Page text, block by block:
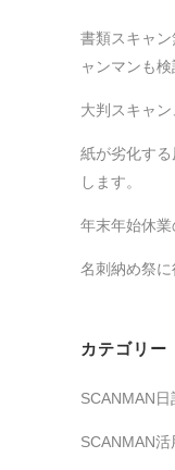
書類スキャ
ャンマンも検
大判スキャ
紙が劣化す
します。
年末年始休
名刺納め祭に
カテゴリー
SCANMAN日
SCANMAN活